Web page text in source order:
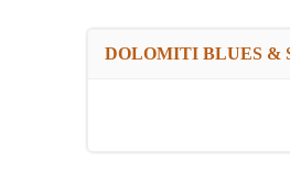
DOLOMITI BLUES &